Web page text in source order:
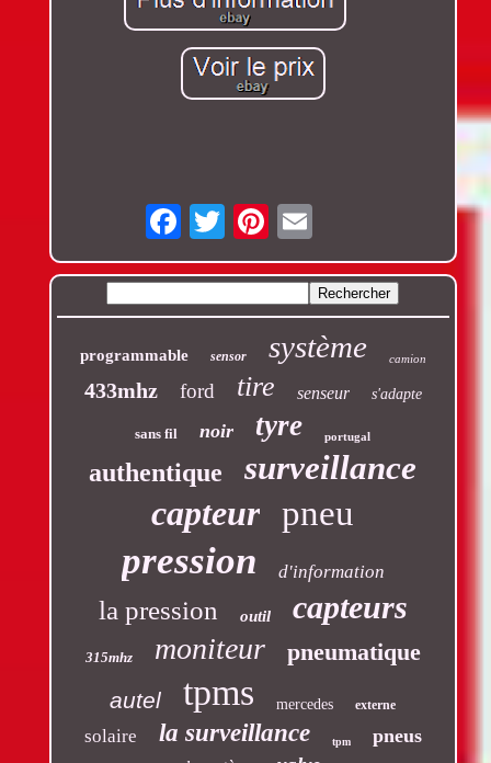
Email
programmable sensor système camion
433mhz ford tire senseur s'adapte
sans fil noir tyre portugal
authentique surveillance
capteur pneu
pression d'information
la pression outil capteurs
315mhz moniteur pneumatique
autel tpms mercedes externe
solaire la surveillance tpm pneus